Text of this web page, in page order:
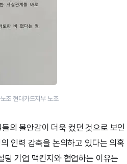
조 현대카드지부 노조​
의 불안감이 더욱 컸던 것으로 보인
인력 감축을 논의하고 있다는 의혹
팅 기업 맥킨지와 협업하는 이유는